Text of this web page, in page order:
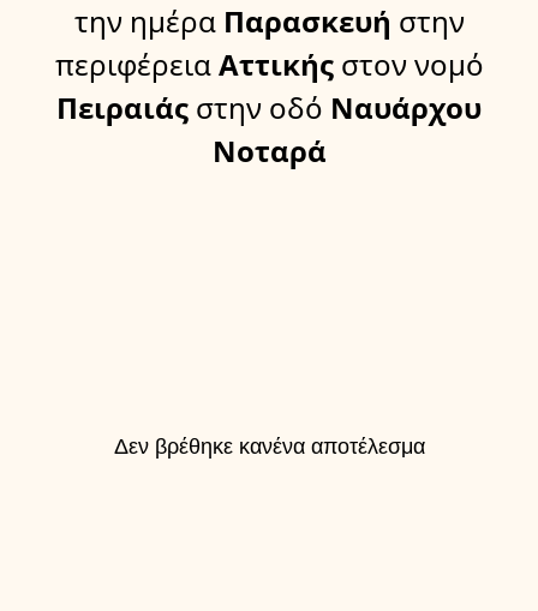
την ημέραΠαρασκευή στην
περιφέρειαΑττικής στον νομό
Πειραιάς στην οδό Ναυάρχου
Νοταρά
Δεν βρέθηκε κανένα αποτέλεσμα